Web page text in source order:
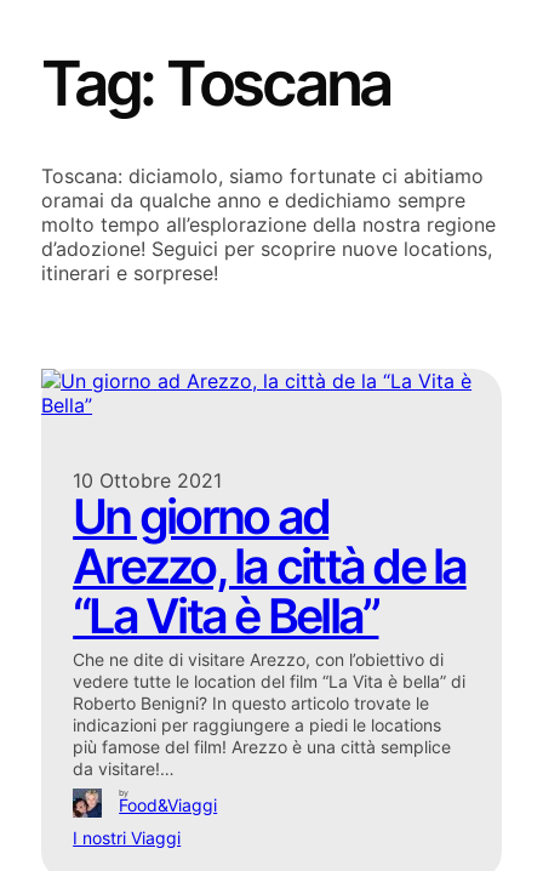
Tag:Toscana
Toscana: diciamolo, siamo fortunate ci abitiamo
oramai da qualche anno e dedichiamo sempre
molto tempo all’esplorazione della nostra regione
d’adozione! Seguici per scoprire nuove locations,
itinerari e sorprese!
10 Ottobre 2021
Un giorno ad
Arezzo, la città de la
“La Vita è Bella”
Che ne dite di visitare Arezzo, con l’obiettivo di
vedere tutte le location del film “La Vita è bella” di
Roberto Benigni? In questo articolo trovate le
indicazioni per raggiungere a piedi le locations
più famose del film! Arezzo è una città semplice
da visitare!…
by
Food&Viaggi
I nostri Viaggi